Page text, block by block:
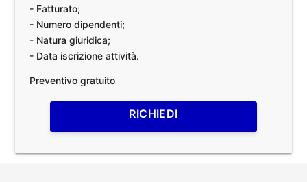
- Fatturato;
- Numero dipendenti;
- Natura giuridica;
- Data iscrizione attività.
Preventivo gratuito
RICHIEDI